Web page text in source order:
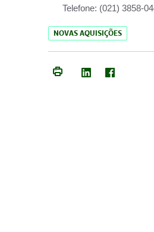
Telefone: (021) 3858-
NOVAS AQUISIÇÕES